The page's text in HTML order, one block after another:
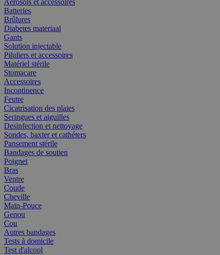
Aérosols et accessoires
Batteries
Brûlures
Diabetes materiaal
Gants
Solution injectable
Piluliers et accessoires
Matériel stérile
Stomacare
Accessoires
Incontinence
Feutre
Cicatrisation des plaies
Seringues et aiguilles
Desinfection et nettoyage
Sondes, baxter et cathéters
Pansement stérile
Bandages de soutien
Poignet
Bras
Ventre
Coude
Cheville
Main-Pouce
Genou
Cou
Autres bandages
Tests à domicile
Test d'alcool